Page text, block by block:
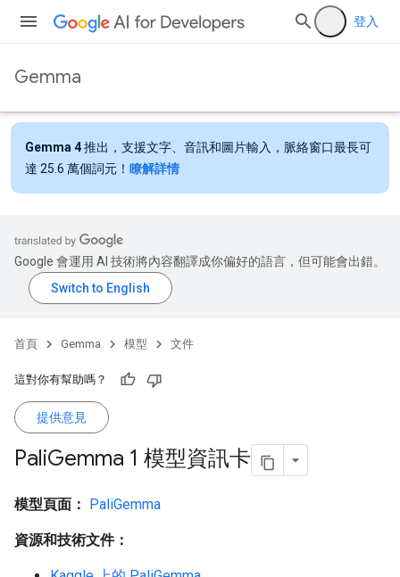
登入
Gemma
Gemma 4推出，支援文字、音訊和圖片輸入，脈絡窗口最長可
達 25.6 萬個詞元！ 瞭解詳情
Google 會運用 AI 技術將內容翻譯成你偏好的語言，但可能會出錯。
首頁 Gemma 模型 文件
這對你有幫助嗎？
提供意見
PaliGemma 1 模型資訊卡
模型頁面： PaliGemma
資源和技術文件：